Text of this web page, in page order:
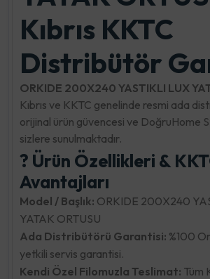
Kıbrıs KKTC
Distribütör
ORKIDE 200X240 YASTIKLI LUX
Kıbrıs ve KKTC genelinde resmi ada
orijinal ürün güvencesi ve DoğruHome
sizlere sunulmaktadır.
? Ürün Özellikleri &
Avantajları
Model / Başlık: ORKIDE 200X240
YATAK ORTUSU
Ada Distribütörü Garantisi: %100
yetkili servis garantisi.
Kendi Özel Filomuzla Teslimat: Tüm